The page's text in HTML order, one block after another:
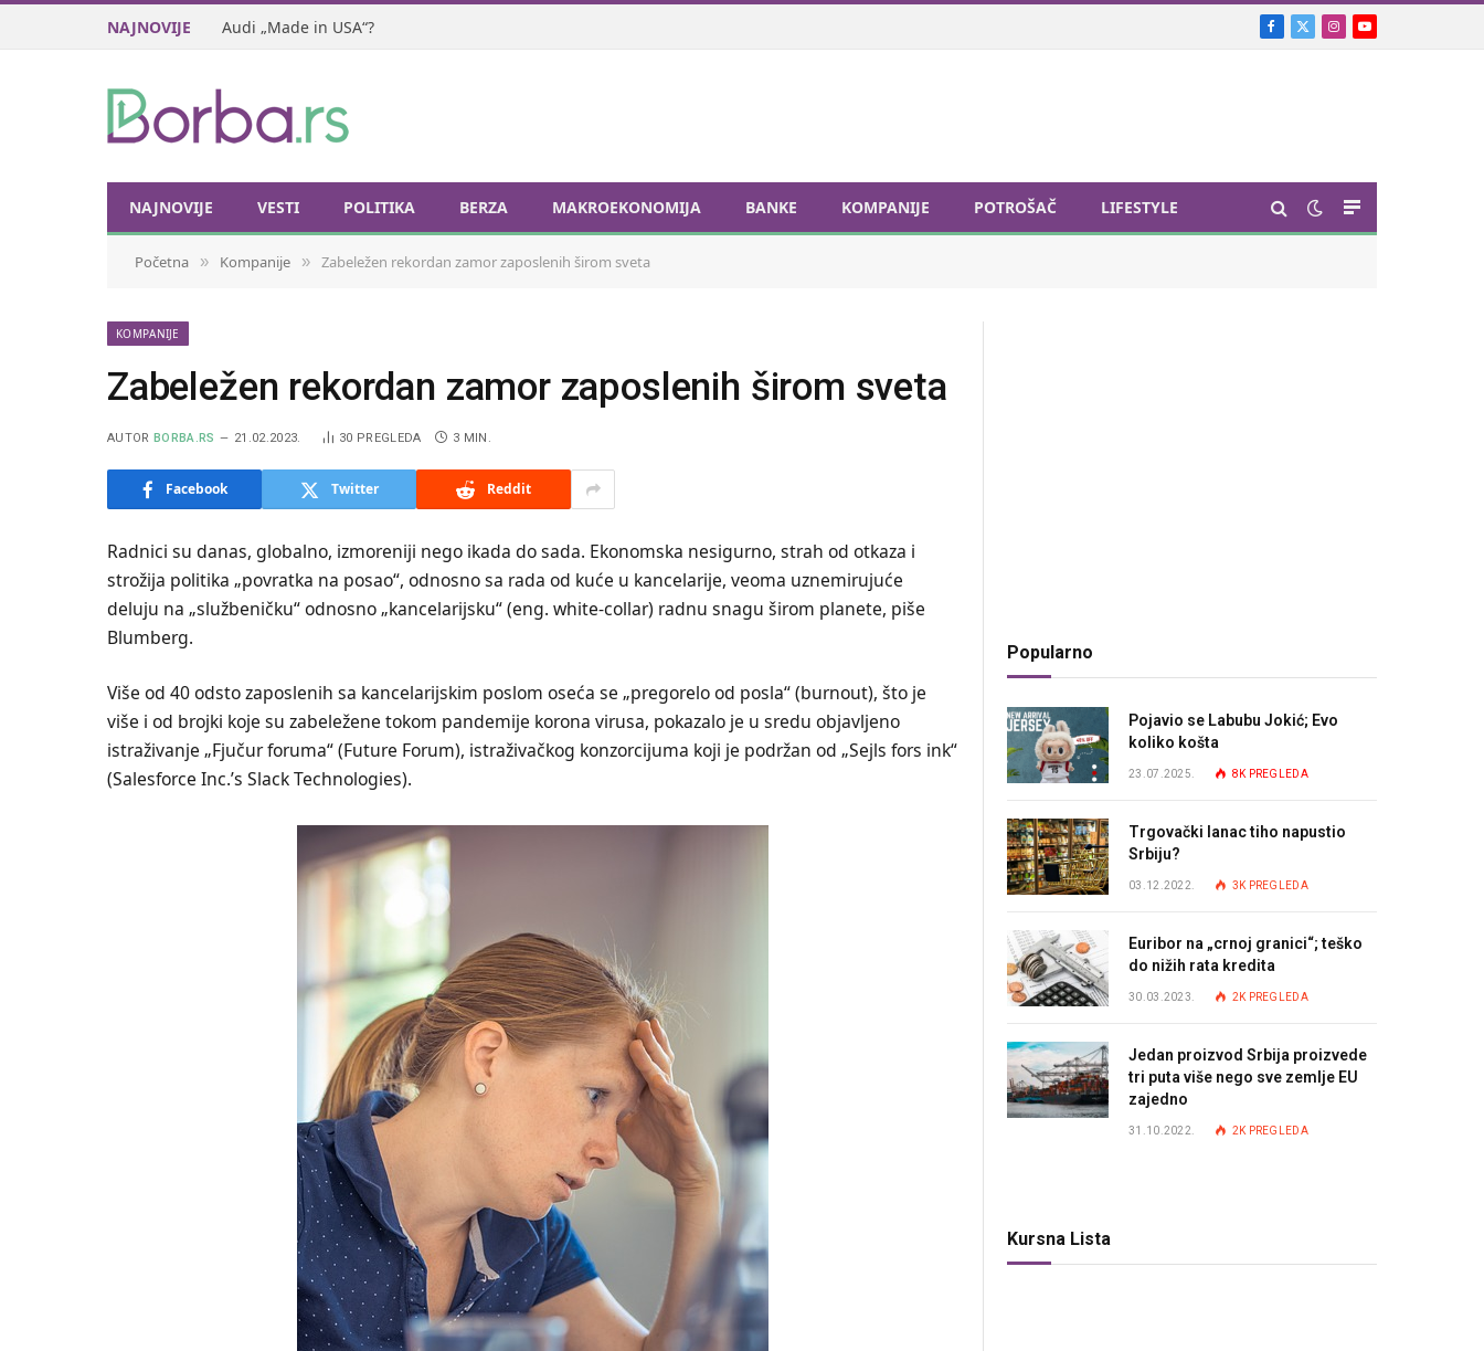
NAJNOVIJE Audi „Made in USA“? Facebook
X
Instagram
YouTube
NAJNOVIJE VESTI POLITIKA BERZA MAKROEKONOMIJA BANKE KOMPANIJE POTROŠAČ LIFESTYLE
Početna » Kompanije » Zabeležen rekordan zamor zaposlenih širom sveta
KOMPANIJE
Zabeležen rekordan zamor zaposlenih širom sveta
AUTOR BORBA.RS 21.02.2023. 30 PREGLEDA 3 MIN.
Facebook Twitter Reddit
Radnici su danas, globalno, izmoreniji nego ikada do sada. Ekonomska nesigurno, strah od otkaza i
strožija politika „povratka na posao“, odnosno sa rada od kuće u kancelarije, veoma uznemirujuće
deluju na „službeničku“ odnosno „kancelarijsku“ (eng. white-collar) radnu snagu širom planete, piše
Blumberg.
Više od 40 odsto zaposlenih sa kancelarijskim poslom oseća se „pregorelo od posla“ (burnout), što je
više i od brojki koje su zabeležene tokom pandemije korona virusa, pokazalo je u sredu objavljeno
istraživanje „Fjučur foruma“ (Future Forum), istraživačkog konzorcijuma koji je podržan od „Sejls fors ink“
(Salesforce Inc.’s Slack Technologies).
Popularno
Pojavio se Labubu Jokić; Evo
koliko košta
23.07.2025. 8K PREGLEDA
Trgovački lanac tiho napustio
Srbiju?
03.12.2022. 3K PREGLEDA
Euribor na „crnoj granici“; teško
do nižih rata kredita
30.03.2023. 2K PREGLEDA
Jedan proizvod Srbija proizvede
tri puta više nego sve zemlje EU
zajedno
31.10.2022. 2K PREGLEDA
Kursna Lista